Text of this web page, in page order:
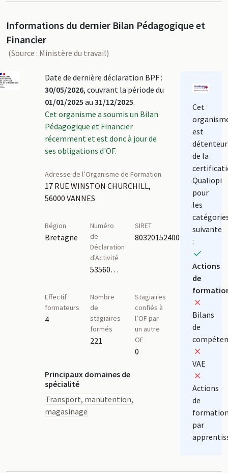
Informations du dernier Bilan Pédagogique et
Financier
(Source : Ministère du travail)
Date de dernière déclaration BPF :
30/05/2026, couvrant la période du
01/01/2025 au 31/12/2025.
Cet organisme a soumis un Bilan
Pédagogique et Financier
récemment et est donc à jour de
ses obligations d'OF.
Adresse de l’Organisme de Formation
17 RUE WINSTON CHURCHILL,
56000 VANNES
Région
Bretagne
Numéro
de
Déclaration
d'Activité
53560897756
SIRET
80320152400011
Effectif
formateurs
4
Nombre
de
stagiaires
formés
221
Stagiaires
confiés à
l’OF par
un autre
OF
0
Principaux domaines de
spécialité
Transport, manutention,
magasinage
Cet
est
détenteur
de la
Qualiopi
pour
les
suivante
:
Actions
de
Bilans
de
VAE
Actions
de
par